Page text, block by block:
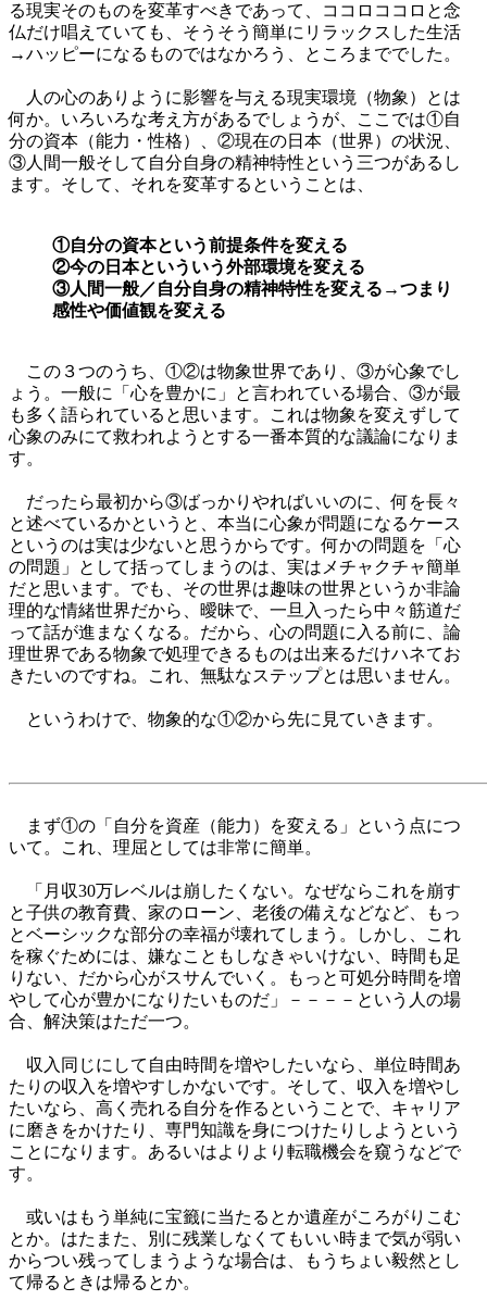
る現実そのものを変革すべきであって、ココロココロと念
仏だけ唱えていても、そうそう簡単にリラックスした生活
→ハッピーになるものではなかろう、ところまででした。
人の心のありように影響を与える現実環境（物象）とは
何か。いろいろな考え方があるでしょうが、ここでは①自
分の資本（能力・性格）、②現在の日本（世界）の状況、
③人間一般そして自分自身の精神特性という三つがあるし
ます。そして、それを変革するということは、
①自分の資本という前提条件を変える
②今の日本といういう外部環境を変える
③人間一般／自分自身の精神特性を変える→つまり
感性や価値観を変える
この３つのうち、①②は物象世界であり、③が心象でし
ょう。一般に「心を豊かに」と言われている場合、③が最
も多く語られていると思います。これは物象を変えずして
心象のみにて救われようとする一番本質的な議論になりま
す。
だったら最初から③ばっかりやればいいのに、何を長々
と述べているかというと、本当に心象が問題になるケース
というのは実は少ないと思うからです。何かの問題を「心
の問題」として括ってしまうのは、実はメチャクチャ簡単
だと思います。でも、その世界は趣味の世界というか非論
理的な情緒世界だから、曖昧で、一旦入ったら中々筋道だ
って話が進まなくなる。だから、心の問題に入る前に、論
理世界である物象で処理できるものは出来るだけハネてお
きたいのですね。これ、無駄なステップとは思いません。
というわけで、物象的な①②から先に見ていきます。
まず①の「自分を資産（能力）を変える」という点につ
いて。これ、理屈としては非常に簡単。
「月収30万レベルは崩したくない。なぜならこれを崩す
と子供の教育費、家のローン、老後の備えなどなど、もっ
とベーシックな部分の幸福が壊れてしまう。しかし、これ
を稼ぐためには、嫌なこともしなきゃいけない、時間も足
りない、だから心がスサんでいく。もっと可処分時間を増
やして心が豊かになりたいものだ」－－－－という人の場
合、解決策はただ一つ。
収入同じにして自由時間を増やしたいなら、単位時間あ
たりの収入を増やすしかないです。そして、収入を増やし
たいなら、高く売れる自分を作るということで、キャリア
に磨きをかけたり、専門知識を身につけたりしようという
ことになります。あるいはよりより転職機会を窺うなどで
す。
或いはもう単純に宝籤に当たるとか遺産がころがりこむ
とか。はたまた、別に残業しなくてもいい時まで気が弱い
からつい残ってしまうような場合は、もうちょい毅然とし
て帰るときは帰るとか。